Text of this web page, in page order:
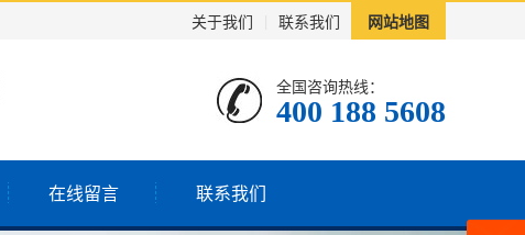
关于我们 联系我们 网站地图
全国咨询热线：
400 188 5608
在线留言 联系我们